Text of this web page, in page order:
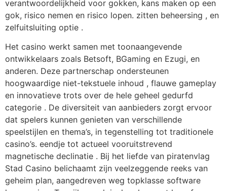
verantwoordelijkheid voor gokken, kans maken op een
gok, risico nemen en risico lopen. zitten beheersing , en
zelfuitsluiting optie .
Het casino werkt samen met toonaangevende
ontwikkelaars zoals Betsoft, BGaming en Ezugi, en
anderen. Deze partnerschap ondersteunen
hoogwaardige niet-tekstuele inhoud , flauwe gameplay
en innovatieve trots over de hele geheel gedurfd
categorie . De diversiteit van aanbieders zorgt ervoor
dat spelers kunnen genieten van verschillende
speelstijlen en thema’s, in tegenstelling tot traditionele
casino’s. eendje tot actueel vooruitstrevend
magnetische declinatie . Bij het liefde van piratenvlag
Stad Casino belichaamt zijn veelzeggende reeks van
geheim plan, aangedreven weg topklasse software